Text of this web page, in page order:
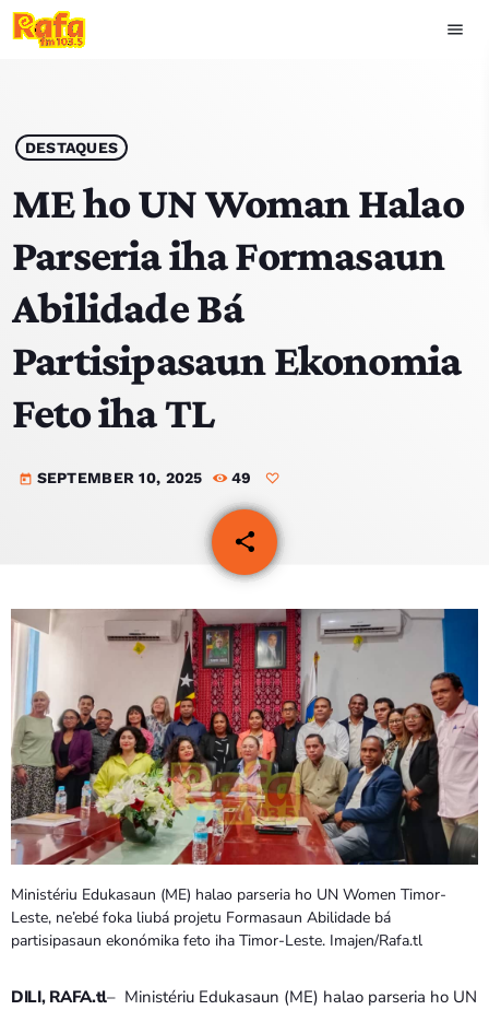
menu
play_arrow OUVIR RAFA
HOME
NOTISIA
EKIPA
TOP 15
PODCAST SIRA
EVENTU SIRA
KONTAKTU SIRA
TÉTUM keyboard_arrow_down
TÉTUM
PORTUGUÊS
PRÓXIMOS PROGRAMAS
DESTAQUES
ME ho UN Woman Halao
Parseria iha Formasaun
Abilidade Bá
Partisipasaun Ekonomia
Feto iha TL
today SEPTEMBER 10, 2025 49
share
email
Ministériu Edukasaun (ME) halao parseria ho UN Women Timor-
Leste, ne’ebé foka liubá projetu Formasaun Abilidade bá
partisipasaun ekonómika feto iha Timor-Leste. Imajen/Rafa.tl
DILI, RAFA.tl– Ministériu Edukasaun (ME) halao parseria ho UN